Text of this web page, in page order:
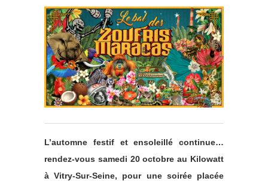
L’automne festif et ensoleillé continue…
rendez-vous samedi 20 octobre au Kilowatt
à Vitry-Sur-Seine, pour une soirée placée